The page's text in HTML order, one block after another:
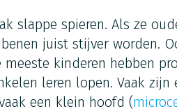
slappe spieren. Als ze
juist stijver worden.
kinderen hebben
leren lopen. Vaak zijn
een klein hoofd (